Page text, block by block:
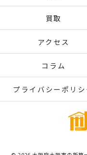
買取
アクセス
コラム
プライバシーポリシ